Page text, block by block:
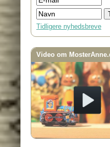
Tidligere nyhedsbreve
Video om